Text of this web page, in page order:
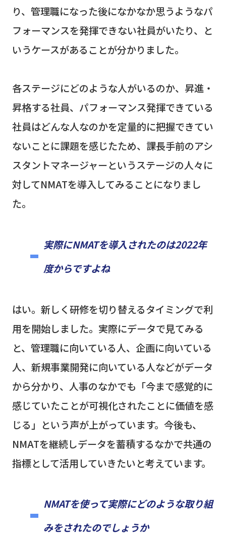
り、管理職になった後になかなか思うようなパ
フォーマンスを発揮できない社員がいたり、と
いうケースがあることが分かりました。
各ステージにどのような人がいるのか、昇進・
昇格する社員、パフォーマンス発揮できている
社員はどんな人なのかを定量的に把握できてい
ないことに課題を感じたため、課長手前のアシ
スタントマネージャーというステージの人々に
対してNMATを導入してみることになりまし
た。
実際にNMATを導入されたのは2022年
度からですよね
はい。新しく研修を切り替えるタイミングで利
用を開始しました。実際にデータで見てみる
と、管理職に向いている人、企画に向いている
人、新規事業開発に向いている人などがデータ
から分かり、人事のなかでも「今まで感覚的に
感じていたことが可視化されたことに価値を感
じる」という声が上がっています。今後も、
NMATを継続しデータを蓄積するなかで共通の
指標として活用していきたいと考えています。
NMATを使って実際にどのような取り組
みをされたのでしょうか